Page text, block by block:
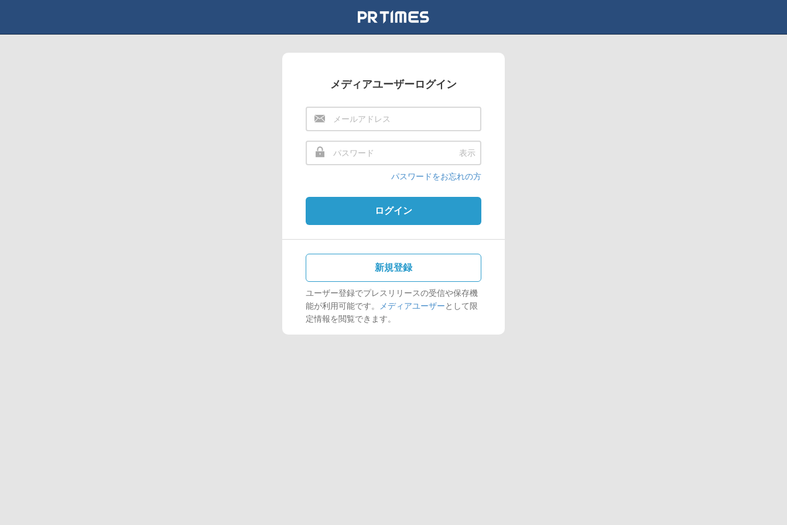
メディアユーザーログイン
表示
パスワードをお忘れの方
ログイン
新規登録
ユーザー登録でプレスリリースの受信や保存機
能が利用可能です。
メディアユーザーとして限
定情報を閲覧できます。